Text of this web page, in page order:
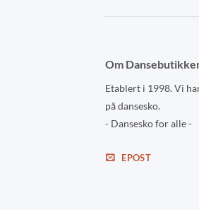
Om
Etablert i 1998. Vi
på dansesko.
- Dansesko for alle -
EPOST